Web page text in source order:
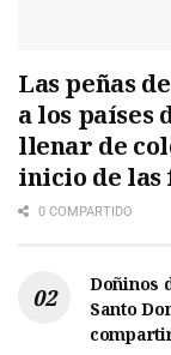
Las peñas
a los países
llenar de
inicio de las
0 COMPARTIDO
Doñinos
Santo